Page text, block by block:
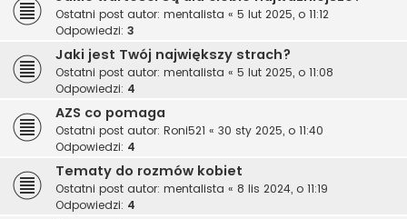
Ostatni post autor: mentalista « 5 lut 2025, o 11:12
Odpowiedzi: 3
Jaki jest Twój największy strach?
Ostatni post autor: mentalista « 5 lut 2025, o 11:08
Odpowiedzi: 4
AZS co pomaga
Ostatni post autor: Roni521 « 30 sty 2025, o 11:40
Odpowiedzi: 4
Tematy do rozmów kobiet
Ostatni post autor: mentalista « 8 lis 2024, o 11:19
Odpowiedzi: 4